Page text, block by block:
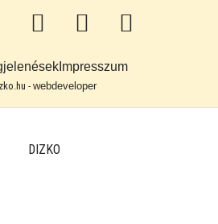
Impresszum
- webdeveloper